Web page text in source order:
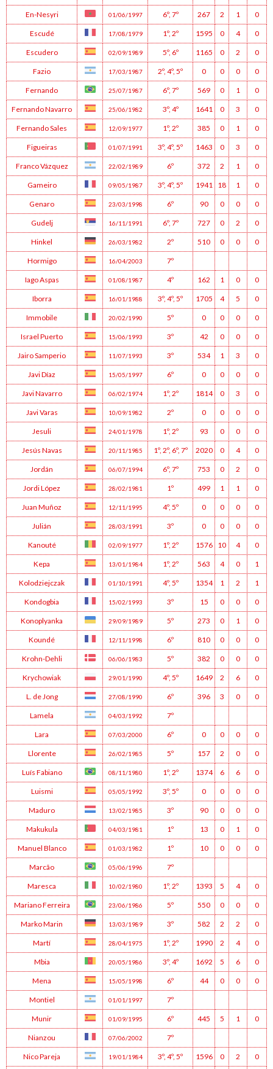
En-Nesyri 01/06/1997 6º, 7º 267 2 1 0
Escudé 17/08/1979 1º, 2º 1595 0 4 0
Escudero 02/09/1989 5º, 6º 1165 0 2 0
Fazio 17/03/1987 2º, 4º, 5º 0 0 0 0
Fernando 25/07/1987 6º, 7º 569 0 1 0
Fernando Navarro 25/06/1982 3º, 4º 1641 0 3 0
Fernando Sales 12/09/1977 1º, 2º 385 0 1 0
Figueiras 01/07/1991 3º, 4º, 5º 1463 0 3 0
Franco Vázquez 22/02/1989 6º 372 2 1 0
Gameiro 09/05/1987 3º, 4º, 5º 1941 18 1 0
Genaro 23/03/1998 6º 90 0 0 0
Gudelj 16/11/1991 6º, 7º 727 0 2 0
Hinkel 26/03/1982 2º 510 0 0 0
Hormigo 16/04/2003 7º
Iago Aspas 01/08/1987 4º 162 1 0 0
Iborra 16/01/1988 3º, 4º, 5º 1705 4 5 0
Immobile 20/02/1990 5º 0 0 0 0
Israel Puerto 15/06/1993 3º 42 0 0 0
Jairo Samperio 11/07/1993 3º 534 1 3 0
Javi Díaz 15/05/1997 6º 0 0 0 0
Javi Navarro 06/02/1974 1º, 2º 1814 0 3 0
Javi Varas 10/09/1982 2º 0 0 0 0
Jesuli 24/01/1978 1º, 2º 93 0 0 0
Jesús Navas 20/11/1985 1º, 2º, 6º, 7º 2020 0 4 0
Jordán 06/07/1994 6º, 7º 753 0 2 0
Jordi López 28/02/1981 1º 499 1 1 0
Juan Muñoz 12/11/1995 4º, 5º 0 0 0 0
Julián 28/03/1991 3º 0 0 0 0
Kanouté 02/09/1977 1º, 2º 1576 10 4 0
Kepa 13/01/1984 1º, 2º 563 4 0 1
Kolodziejczak 01/10/1991 4º, 5º 1354 1 2 1
Kondogbia 15/02/1993 3º 15 0 0 0
Konoplyanka 29/09/1989 5º 273 0 1 0
Koundé 12/11/1998 6º 810 0 0 0
Krohn-Dehli 06/06/1983 5º 382 0 0 0
Krychowiak 29/01/1990 4º, 5º 1649 2 6 0
L. de Jong 27/08/1990 6º 396 3 0 0
Lamela 04/03/1992 7º
Lara 07/03/2000 6º 0 0 0 0
Llorente 26/02/1985 5º 157 2 0 0
Luís Fabiano 08/11/1980 1º, 2º 1374 6 6 0
Luismi 05/05/1992 3º, 5º 0 0 0 0
Maduro 13/02/1985 3º 90 0 0 0
Makukula 04/03/1981 1º 13 0 1 0
Manuel Blanco 01/03/1982 1º 10 0 0 0
Marcão 05/06/1996 7º
Maresca 10/02/1980 1º, 2º 1393 5 4 0
Mariano Ferreira 23/06/1986 5º 550 0 0 0
Marko Marin 13/03/1989 3º 582 2 2 0
Martí 28/04/1975 1º, 2º 1990 2 4 0
Mbia 20/05/1986 3º, 4º 1692 5 6 0
Mena 15/05/1998 6º 44 0 0 0
Montiel 01/01/1997 7º
Munir 01/09/1995 6º 445 5 1 0
Nianzou 07/06/2002 7º
Nico Pareja 19/01/1984 3º, 4º, 5º 1596 0 2 0